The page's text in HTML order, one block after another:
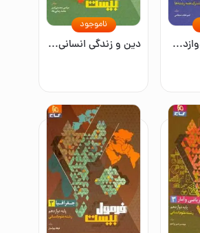
فارسی ۳ پایه دوازدهم مشترک همه رشته‌ها دین و زندگی انسانی ۳ پایه دوازدهم
ناموجود